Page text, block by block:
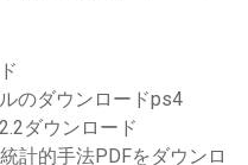
のダウンロードps4
ダウンロード
計的手法PDFをダウンロ